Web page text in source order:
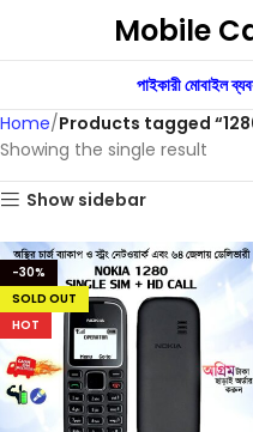
Mobile
পাইকারী মোবাইল
Home Products tagged
Showing the single result
Show sidebar
-30%
SOLD OUT
HOT